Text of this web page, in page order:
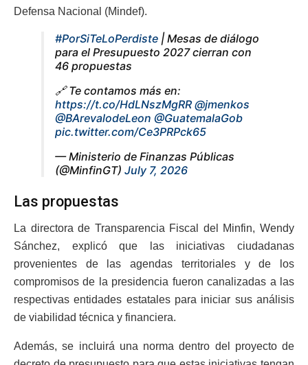
Defensa Nacional (Mindef).
#PorSiTeLoPerdiste | Mesas de diálogo
para el Presupuesto 2027 cierran con
46 propuestas
🔗 Te contamos más en:
https://t.co/HdLNszMgRR @jmenkos
@BArevalodeLeon @GuatemalaGob
pic.twitter.com/Ce3PRPck65
— Ministerio de Finanzas Públicas
(@MinfinGT) July 7, 2026
Las propuestas
La directora de Transparencia Fiscal del Minfin, Wendy
Sánchez, explicó que las iniciativas ciudadanas
provenientes de las agendas territoriales y de los
compromisos de la presidencia fueron canalizadas a las
respectivas entidades estatales para iniciar sus análisis
de viabilidad técnica y financiera.
Además, se incluirá una norma dentro del proyecto de